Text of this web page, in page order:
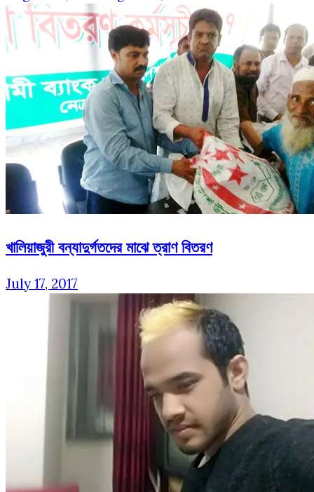
খালিয়াজুরী বন্যাদুর্গতদের মাঝে ত্রাণ বিতরণ
July 17, 2017